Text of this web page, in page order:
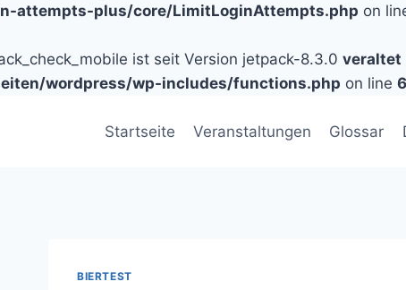
attempts-plus/core/LimitLoginAttempts.php on
ist seit Version jetpack-8.3.0 veraltet
wordpress/wp-includes/functions.php on line
Startseite Veranstaltungen Glossar
BIERTEST